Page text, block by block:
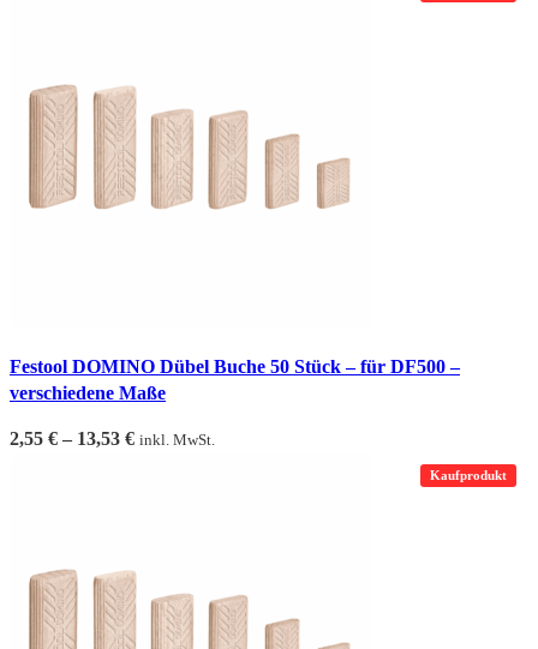
Festool DOMINO Dübel Buche 50 Stück – für DF500 –
verschiedene Maße
2,55 € – 13,53 € inkl. MwSt.
Kaufprodukt